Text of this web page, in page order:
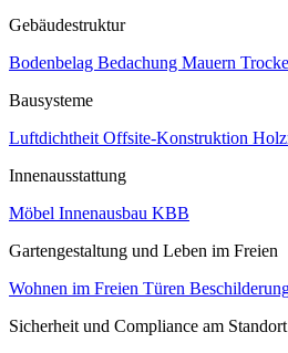
Gebäudestruktur
Bodenbelag Bedachung Mauern
Bausysteme
Luftdichtheit Offsite-Konstruktion
Innenausstattung
Möbel Innenausbau KBB
Gartengestaltung und Leben im Freien
Wohnen im Freien Türen
Sicherheit und Compliance am Standort